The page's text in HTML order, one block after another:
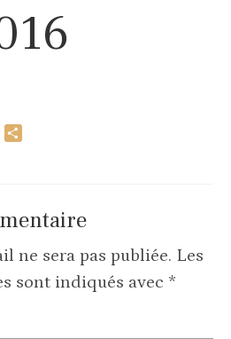
Messenger
ne sera pas publiée. Les
sont indiqués avec *